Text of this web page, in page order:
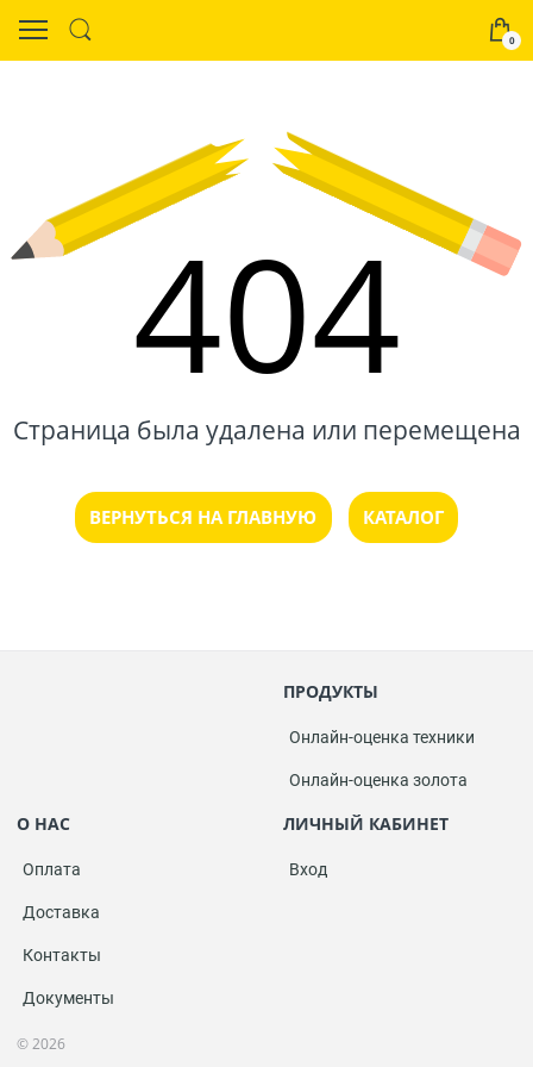
0
404
Страница была удалена или перемещена
ВЕРНУТЬСЯ НА ГЛАВНУЮ КАТАЛОГ
ПРОДУКТЫ
Онлайн-оценка техники
Онлайн-оценка золота
О НАС
Оплата
Доставка
Контакты
Документы
ЛИЧНЫЙ КАБИНЕТ
Вход
© 2026